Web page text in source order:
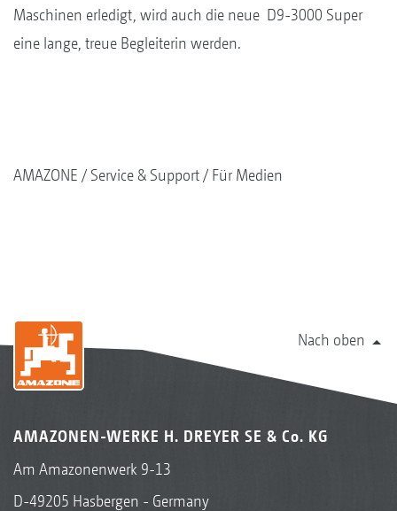
Maschinen erledigt, wird auch die neue D9-3000 Super
eine lange, treue Begleiterin werden.
AMAZONE Service & Support Für Medien
Nach oben
AMAZONEN-WERKE H. DREYER SE & Co. KG
Am Amazonenwerk 9-13
D-49205 Hasbergen - Germany